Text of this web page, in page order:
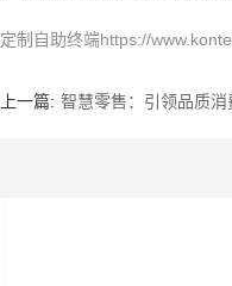
定制自助终端https://
上一篇: 智慧零售：引领品质